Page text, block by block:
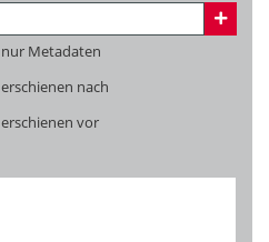
nur Metadaten
erschienen nach
erschienen vor